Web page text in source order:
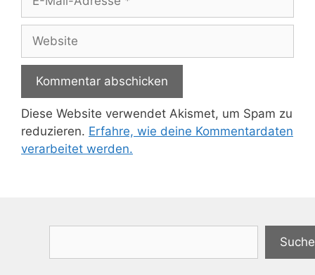
Adresse
Website
Diese Website verwendet Akismet, um Spam zu
reduzieren. Erfahre, wie deine Kommentardaten
verarbeitet werden.